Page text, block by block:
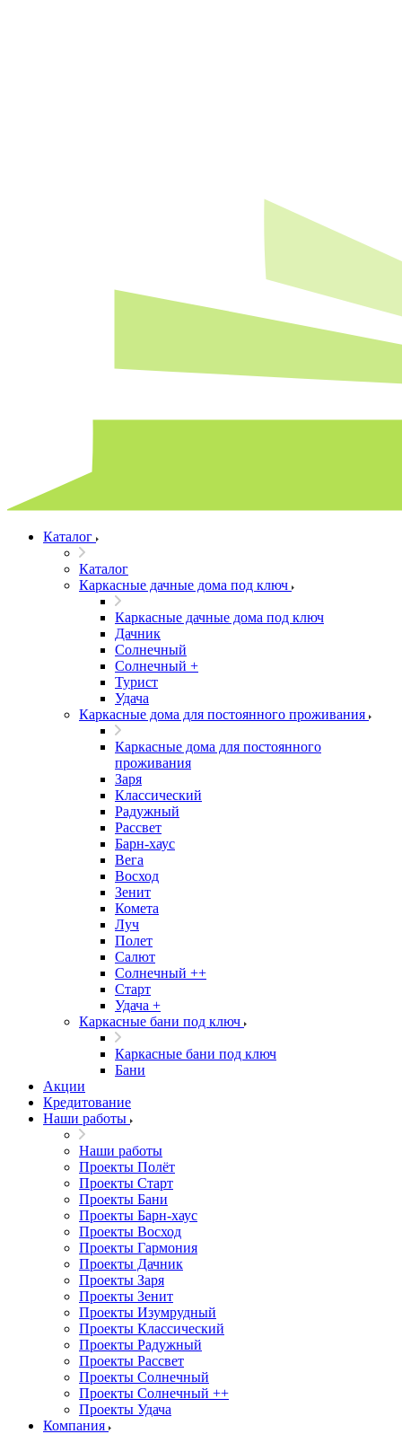
Каталог
Каталог
Каркасные дачные дома под ключ
Каркасные дачные дома под ключ
Дачник
Солнечный
Солнечный +
Турист
Удача
Каркасные дома для постоянного проживания
Каркасные дома для постоянного
проживания
Заря
Классический
Радужный
Рассвет
Барн-хаус
Вега
Восход
Зенит
Комета
Луч
Полет
Салют
Солнечный ++
Старт
Удача +
Каркасные бани под ключ
Каркасные бани под ключ
Бани
Акции
Кредитование
Наши работы
Наши работы
Проекты Полёт
Проекты Старт
Проекты Бани
Проекты Барн-хаус
Проекты Восход
Проекты Гармония
Проекты Дачник
Проекты Заря
Проекты Зенит
Проекты Изумрудный
Проекты Классический
Проекты Радужный
Проекты Рассвет
Проекты Солнечный
Проекты Солнечный ++
Проекты Удача
Компания